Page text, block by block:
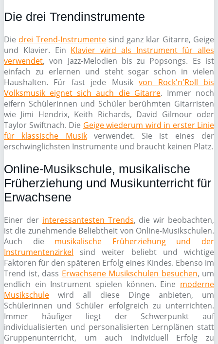
Die drei Trendinstrumente
Die drei Trend-Instrumentesind ganz klar Gitarre, Geige
und Klavier. Ein Klavier wird als Instrument für alles
verwendet, von Jazz-Melodien bis zu Popsongs. Es ist
einfach zu erlernen und steht sogar schon in vielen
Haushalten. Für fast jede Musikvon Rock'n'Roll bis
Volksmusik eignet sich auch die Gitarre. Immer noch
eifern Schülerinnen und Schüler berühmten Gitarristen
wie Jimi Hendrix, Keith Richards, David Gilmour oder
Taylor Swiftnach. Die Geige wiederum wird in erster Linie
für klassische Musikverwendet. Sie ist eines der
erschwinglichsten Instrumente und braucht keinen Platz.
Online-Musikschule, musikalische
Früherziehung und Musikunterricht für
Erwachsene
Einer der interessantesten Trends, die wir beobachten,
ist die zunehmende Beliebtheit von Online-Musikschulen.
Auch die musikalische Früherziehung und der
Instrumentenzirkel sind weiter beliebt und wichtige
Faktoren für den späteren Erfolg eines Kindes. Ebenso im
Trend ist, dass Erwachsene Musikschulen besuchen, um
endlich ein Instrument spielen können. Eine moderne
Musikschule wird all diese Dinge anbieten, um
Schülerinnen und Schüler erfolgreich zu unterrichten.
Immer häufiger liegt der Schwerpunkt auf
individualisierten und personalisierten Lernplänen statt
Gruppenunterricht, um auch individuell Erfolg zu